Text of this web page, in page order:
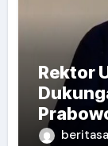
Rektor
Seluruh